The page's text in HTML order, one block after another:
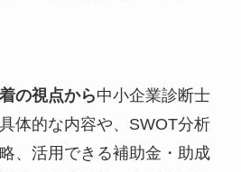
の視点から中小企業診断士
体的な内容や、SWOT分析
、活用できる補助金・助成